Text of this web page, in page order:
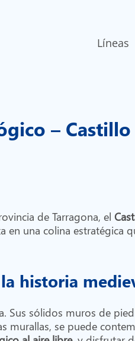
Líneas
–
de Tarragona, el
en una colina
historia
Sus sólidos muros de
murallas, se puede